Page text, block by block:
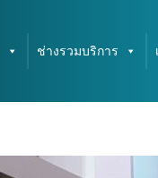
ช่างรวมบริการ